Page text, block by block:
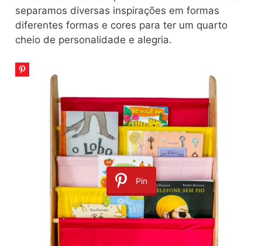
separamos diversas inspirações em formas
diferentes formas e cores para ter um quarto
cheio de personalidade e alegria.
Pin